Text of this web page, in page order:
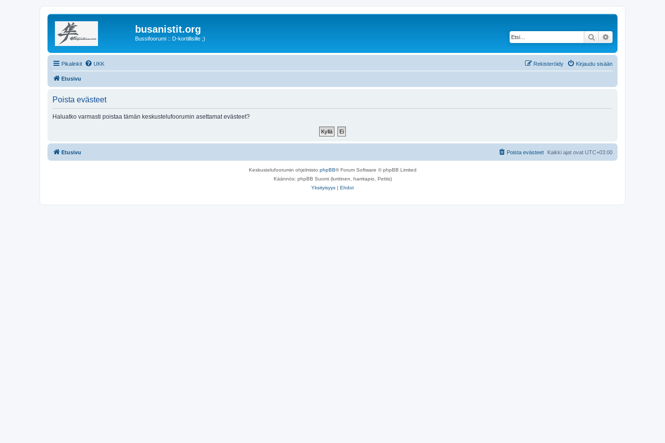
busanistit.org
Bussifoorumi :: D-kortillisille ;) Etsi
Pikalinkit UKK Kirjaudu sisään
Rekisteröidy
Etusivu
Poista evästeet
Haluatko varmasti poistaa tämän keskustelufoorumin asettamat evästeet?
Etusivu Kaikki ajat ovat UTC+03:00
Poista evästeet
Keskustelufoorumin ohjelmisto phpBB® Forum Software © phpBB Limited
Käännös: phpBB Suomi (lurttinen, harritapio, Pettis)
Yksityisyys | Ehdot